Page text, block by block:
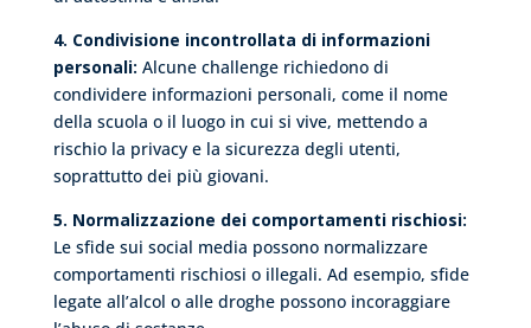
4. Condivisione incontrollata di informazioni
personali: Alcune challenge richiedono di
condividere informazioni personali, come il nome
della scuola o il luogo in cui si vive, mettendo a
rischio la privacy e la sicurezza degli utenti,
soprattutto dei più giovani.
5. Normalizzazione dei comportamenti rischiosi:
Le sfide sui social media possono normalizzare
comportamenti rischiosi o illegali. Ad esempio, sfide
legate all’alcol o alle droghe possono incoraggiare